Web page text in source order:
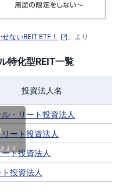
ないREIT ETF！ 」より
特化型REIT一覧
投資法人名
・リート投資法人
ート投資法人
ト投資法人
投資法人
ます